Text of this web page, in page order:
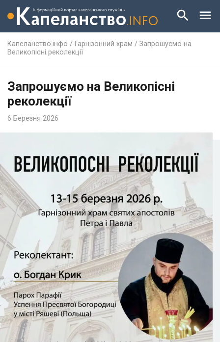
Капеланство.інфо / Гарнізонний храм / Запрошуємо на
Великопісні реколекції
Запрошуємо на Великопісні
реколекції
6 Березня 2026